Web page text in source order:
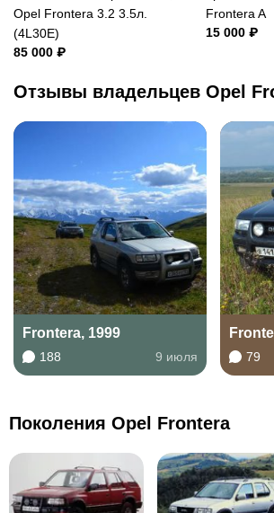
Opel Frontera 3.2 3.5л.
(4L30E)
85 000 ₽
Frontera A
15 000 ₽
Отзывы владельцев Opel
Frontera, 1999
188 9 июля 79
Поколения Opel Frontera